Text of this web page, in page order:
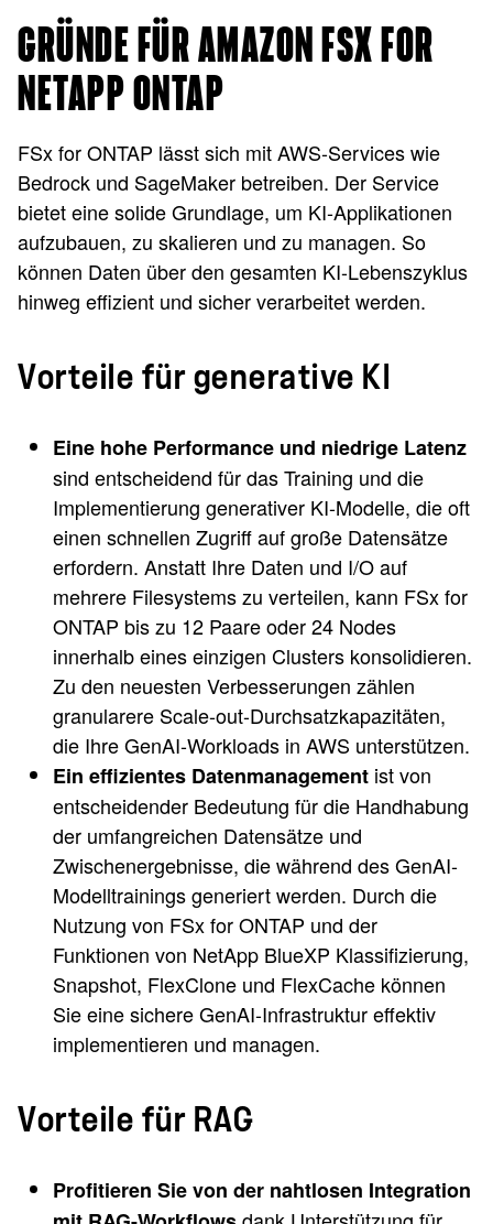
GRÜNDE FÜR AMAZON FSX FOR
NETAPP ONTAP
FSx for ONTAP lässt sich mit AWS-Services wie
Bedrock und SageMaker betreiben. Der Service
bietet eine solide Grundlage, um KI-Applikationen
aufzubauen, zu skalieren und zu managen. So
können Daten über den gesamten KI-Lebenszyklus
hinweg effizient und sicher verarbeitet werden.
Vorteile für generative KI
Eine hohe Performance und niedrige Latenz
sind entscheidend für das Training und die
Implementierung generativer KI-Modelle, die oft
einen schnellen Zugriff auf große Datensätze
erfordern. Anstatt Ihre Daten und I/O auf
mehrere Filesystems zu verteilen, kann FSx for
ONTAP bis zu 12 Paare oder 24 Nodes
innerhalb eines einzigen Clusters konsolidieren.
Zu den neuesten Verbesserungen zählen
granularere Scale-out-Durchsatzkapazitäten,
die Ihre GenAI-Workloads in AWS unterstützen.
Ein effizientes Datenmanagement ist von
entscheidender Bedeutung für die Handhabung
der umfangreichen Datensätze und
Zwischenergebnisse, die während des GenAI-
Modelltrainings generiert werden. Durch die
Nutzung von FSx for ONTAP und der
Funktionen von NetApp BlueXP Klassifizierung,
Snapshot, FlexClone und FlexCache können
Sie eine sichere GenAI-Infrastruktur effektiv
implementieren und managen.
Vorteile für RAG
Profitieren Sie von der nahtlosen Integration